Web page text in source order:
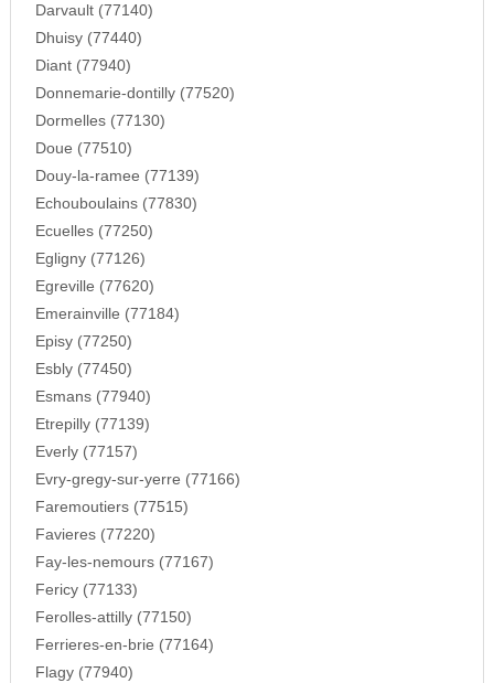
Darvault (77140)
Dhuisy (77440)
Diant (77940)
Donnemarie-dontilly (77520)
Dormelles (77130)
Doue (77510)
Douy-la-ramee (77139)
Echouboulains (77830)
Ecuelles (77250)
Egligny (77126)
Egreville (77620)
Emerainville (77184)
Episy (77250)
Esbly (77450)
Esmans (77940)
Etrepilly (77139)
Everly (77157)
Evry-gregy-sur-yerre (77166)
Faremoutiers (77515)
Favieres (77220)
Fay-les-nemours (77167)
Fericy (77133)
Ferolles-attilly (77150)
Ferrieres-en-brie (77164)
Flagy (77940)